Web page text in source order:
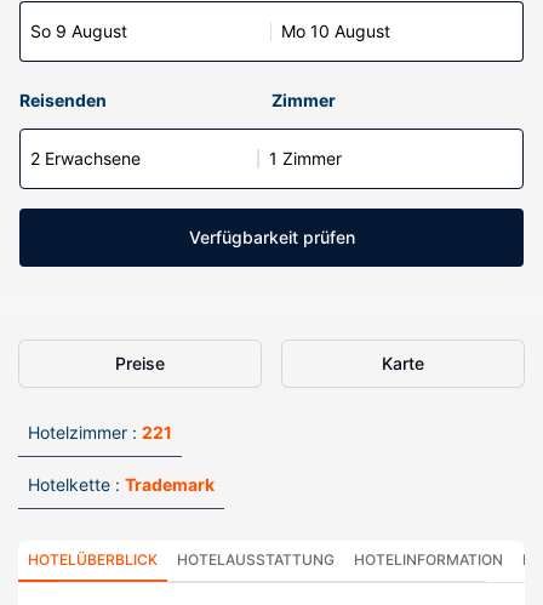
So 9 August Mo 10 August
Reisenden Zimmer
2 Erwachsene 1 Zimmer
Verfügbarkeit prüfen
Preise Karte
Hotelzimmer : 221
Hotelkette : Trademark
HOTELÜBERBLICK HOTELAUSSTATTUNG HOTELINFORMATION